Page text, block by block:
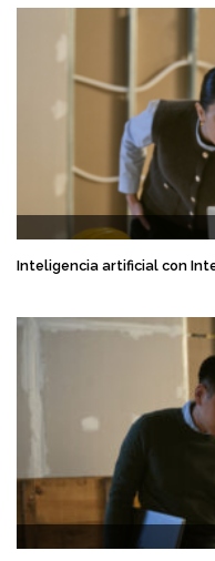
Inteligencia artificial con